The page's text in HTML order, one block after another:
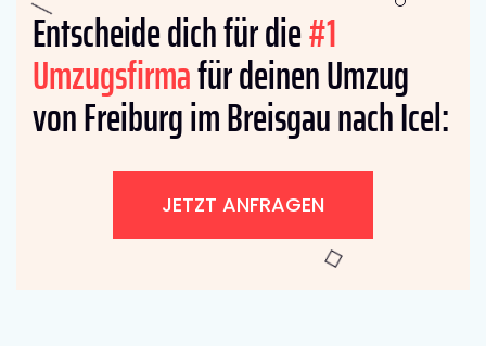
Entscheide dich für die#1
Umzugsfirmafür deinen Umzug
von Freiburg im Breisgau nach Icel:
JETZT ANFRAGEN